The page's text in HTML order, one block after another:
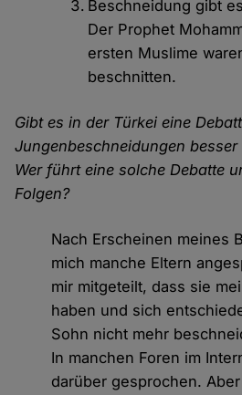
Beschneidung gibt
Der Prophet
ersten Muslime
beschnitten.
Gibt es in der Türkei eine
Jungenbeschneidungen
Wer führt eine solche Debatte
Folgen?
Nach Erscheinen meines
mich manche Eltern
mir mitgeteilt, dass sie
haben und sich
Sohn nicht mehr
In manchen Foren im
darüber gesprochen.